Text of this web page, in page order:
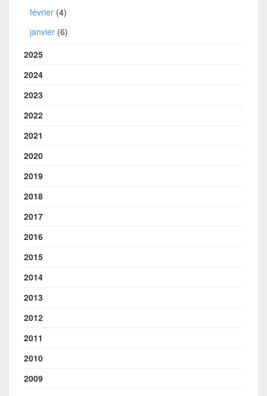
février (4)
janvier (6)
2025
2024
2023
2022
2021
2020
2019
2018
2017
2016
2015
2014
2013
2012
2011
2010
2009